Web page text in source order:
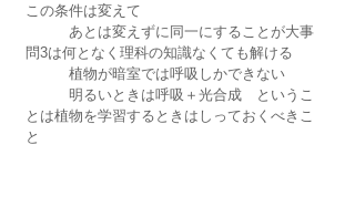
この条件は変えて
あとは変えずに同一にすることが大事
問3は何となく理科の知識なくても解ける
植物が暗室では呼吸しかできない
明るいときは呼吸＋光合成　というこ
とは植物を学習するときはしっておくべきこ
と